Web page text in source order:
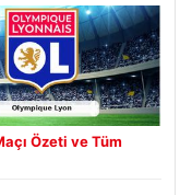
Özeti ve Tüm